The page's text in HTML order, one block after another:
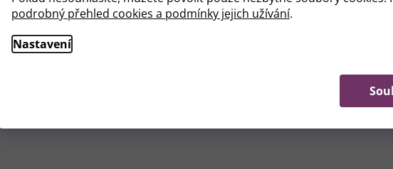
podrobný přehled cookies a podmínky jejich užívání.
Nastavení